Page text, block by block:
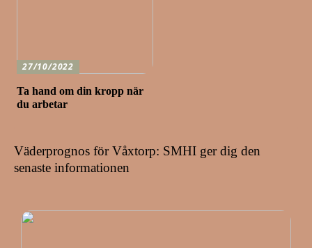
27/10/2022
Ta hand om din kropp när
du arbetar
Väderprognos för Våxtorp: SMHI ger dig den
senaste informationen